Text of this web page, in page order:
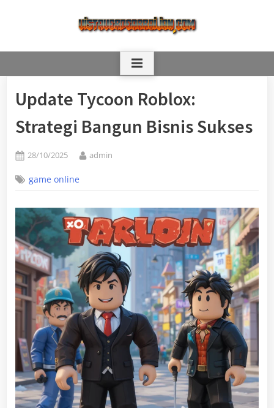
Update Tycoon Roblox:
Strategi Bangun Bisnis Sukses
Posted
28/10/2025 By
admin
game online